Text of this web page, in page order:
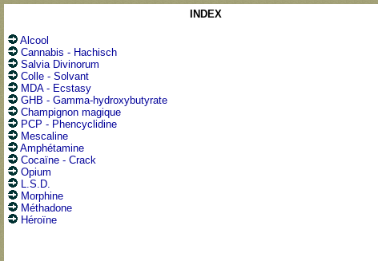
INDEX
Alcool
Cannabis - Hachisch
Salvia Divinorum
Colle - Solvant
MDA - Ecstasy
GHB - Gamma-hydroxybutyrate
Champignon magique
PCP - Phencyclidine
Mescaline
Amphétamine
Cocaïne - Crack
Opium
L.S.D.
Morphine
Méthadone
Héroïne